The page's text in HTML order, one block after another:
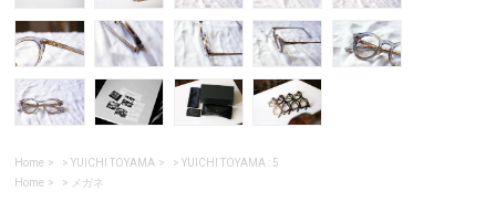
Home >YUICHI TOYAMA >YUICHI TOYAMA : 5
Home
> メガネ